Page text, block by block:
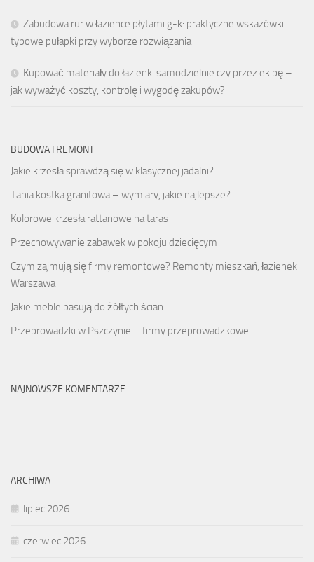
Zabudowa rur w łazience płytami g-k: praktyczne wskazówki i
typowe pułapki przy wyborze rozwiązania
Kupować materiały do łazienki samodzielnie czy przez ekipę –
jak wyważyć koszty, kontrolę i wygodę zakupów?
BUDOWA I REMONT
Jakie krzesła sprawdzą się w klasycznej jadalni?
Tania kostka granitowa – wymiary, jakie najlepsze?
Kolorowe krzesła rattanowe na taras
Przechowywanie zabawek w pokoju dziecięcym
Czym zajmują się firmy remontowe? Remonty mieszkań, łazienek
Warszawa
Jakie meble pasują do żółtych ścian
Przeprowadzki w Pszczynie – firmy przeprowadzkowe
NAJNOWSZE KOMENTARZE
ARCHIWA
lipiec 2026
czerwiec 2026